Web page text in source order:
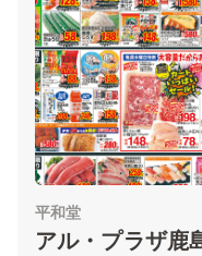
平和堂
アル・プラザ鹿